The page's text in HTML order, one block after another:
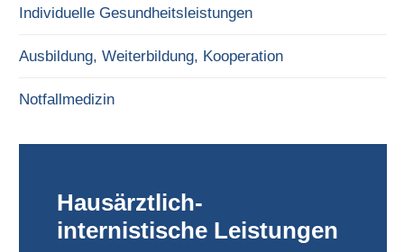
Individuelle Gesundheitsleistungen
Ausbildung, Weiterbildung, Kooperation
Notfallmedizin
Hausärztlich-
internistische Leistungen